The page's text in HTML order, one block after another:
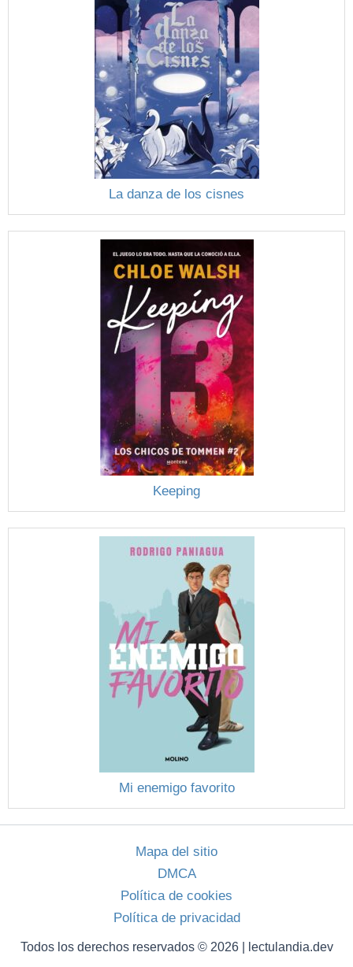
La danza de los cisnes
Keeping
Mi enemigo favorito
Mapa del sitio
DMCA
Política de cookies
Política de privacidad
Todos los derechos reservados © 2026 | lectulandia.dev